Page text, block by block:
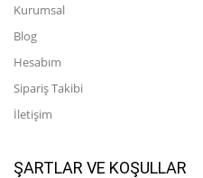
Kurumsal
Blog
Hesabım
Sipariş Takibi
İletişim
ŞARTLAR VE KOŞULLAR